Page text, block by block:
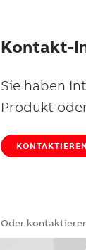
Kontakt-
Sie haben
Produkt
Oder